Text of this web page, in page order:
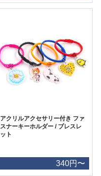
アクリルアクセサリー付き ファ
スナーキーホルダー / ブレスレ
ット
340円〜